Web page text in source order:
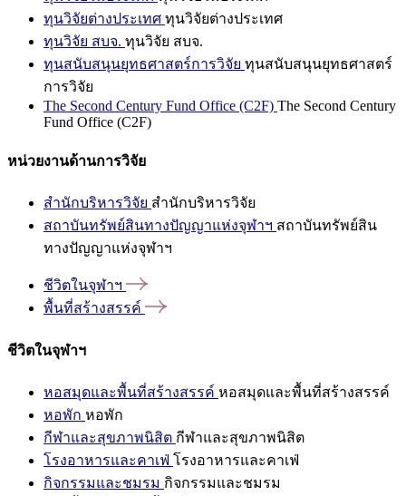
ทุนวิจัยต่างประเทศ ทุนวิจัยต่างประเทศ
ทุนวิจัย สบจ. ทุนวิจัย สบจ.
ทุนสนับสนุนยุทธศาสตร์การวิจัย ทุนสนับสนุนยุทธศาสตร์
การวิจัย
The Second Century Fund Office (C2F) The Second Century
Fund Office (C2F)
หน่วยงานด้านการวิจัย
สำนักบริหารวิจัย สำนักบริหารวิจัย
สถาบันทรัพย์สินทางปัญญาแห่งจุฬาฯ สถาบันทรัพย์สิน
ทางปัญญาแห่งจุฬาฯ
ชีวิตในจุฬาฯ
พื้นที่สร้างสรรค์
ชีวิตในจุฬาฯ
หอสมุดและพื้นที่สร้างสรรค์ หอสมุดและพื้นที่สร้างสรรค์
หอพัก หอพัก
กีฬาและสุขภาพนิสิต กีฬาและสุขภาพนิสิต
โรงอาหารและคาเฟ่ โรงอาหารและคาเฟ่
กิจกรรมและชมรม กิจกรรมและชมรม